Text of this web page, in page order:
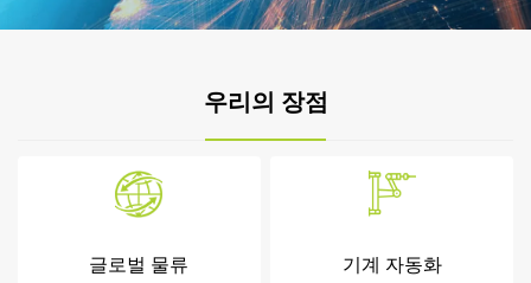
우리의 장점
글로벌 물류 기계 자동화